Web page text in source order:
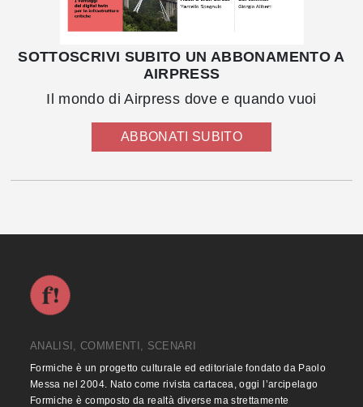
SOTTOSCRIVI SUBITO UN ABBONAMENTO A
AIRPRESS
Il mondo di Airpress dove e quando vuoi
ABBONATI SUBITO
ANALISI, COMMENTI, SCENARI
Formiche è un progetto culturale ed editoriale fondato da Paolo
Messa nel 2004. Nato come rivista cartacea, oggi l’arcipelago
Formiche è composto da realtà diverse ma strettamente